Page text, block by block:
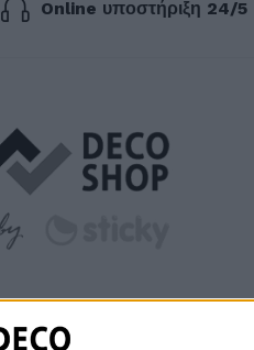
Online υποστήριξη 24/5